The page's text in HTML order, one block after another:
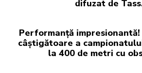
difuzat de
Performanță
câștigătoare a
la 400 de metri cu